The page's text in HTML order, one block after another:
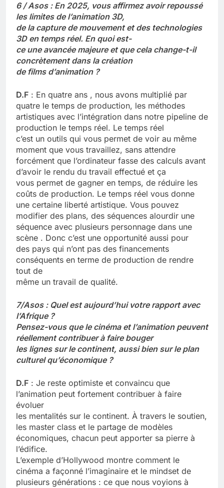
6 / Asos : En 2025, vous affirmez avoir repoussé
les limites de l’animation 3D,
de la capture de mouvement et des technologies
3D en temps réel. En quoi est-
ce une avancée majeure et que cela change-t-il
concrètement dans la création
de films d’animation ?
D.F : En quatre ans , nous avons multiplié par
quatre le temps de production, les méthodes
artistiques avec l’intégration dans notre pipeline de
production le temps réel. Le temps réel
c’est un outils qui vous permet de voir au même
moment que vous travaillez, sans attendre
forcément que l’ordinateur fasse des calculs avant
d’avoir le rendu du travail effectué et ça
vous permet de gagner en temps, de réduire les
coûts de production. Le temps réel vous donne
une certaine liberté artistique. Vous pouvez
modifier des plans, des séquences alourdir une
séquence avec plusieurs personnage dans une
scène . Donc c’est une opportunité aussi pour
des pays qui n’ont pas des financements
conséquents en terme de production de rendre
tout de
même un travail de qualité.
7/Asos : Quel est aujourd’hui votre rapport avec
l’Afrique ?
Pensez-vous que le cinéma et l’animation peuvent
réellement contribuer à faire bouger
les lignes sur le continent, aussi bien sur le plan
culturel qu’économique ?
D.F : Je reste optimiste et convaincu que
l’animation peut fortement contribuer à faire
évoluer
les mentalités sur le continent. À travers le soutien,
les master class et le partage de modèles
économiques, chacun peut apporter sa pierre à
l’édifice.
L’exemple d’Hollywood montre comment le
cinéma a façonné l’imaginaire et le mindset de
plusieurs générations : ce que nous voyions à